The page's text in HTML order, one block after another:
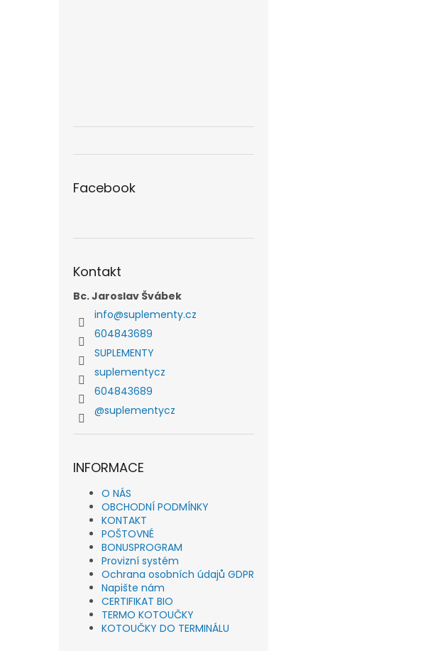
Facebook
Kontakt
Bc. Jaroslav Švábek
info@suplementy.cz
604843689
SUPLEMENTY
suplementycz
604843689
@suplementycz
INFORMACE
O NÁS
OBCHODNÍ PODMÍNKY
KONTAKT
POŠTOVNÉ
BONUSPROGRAM
Provizní systém
Ochrana osobních údajů GDPR
Napište nám
CERTIFIKAT BIO
TERMO KOTOUČKY
KOTOUČKY DO TERMINÁLU